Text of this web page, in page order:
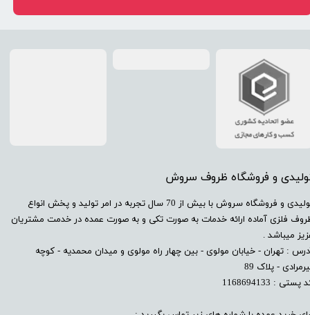
و فروشگاه ظروف سروش
​تولیدی و فروشگاه سروش با بیش از 70 سال تجربه در امر تولید و پخش انواع
فلزی آماده ارائه خدمات به صورت تکی و به صورت عمده در خدمت مشتریان
میباشد .
: تهران - خیابان مولوی - بین چهار راه مولوی و میدان محمدیه - کوچه
- پلاک 89
پستی : 1168694133